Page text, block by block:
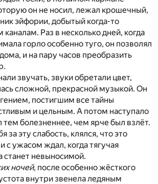
он не носил, лежал крошечный,
эйфории, добытый когда-то
Раз в несколько дней, когда
горло особенно туго, он позволял
и на пару часов преобразить
звучать, звуки обретали цвет,
сложной, прекрасной музыкой. Он
постигшим все тайны
и цельным. А потом наступало
тем болезненнее, чем ярче был взлёт.
за эту слабость, клялся, что это
с ужасом ждал, когда тягучая
станет невыносимой.
ночей, после особенно жёсткого
внутри звенела ледяным